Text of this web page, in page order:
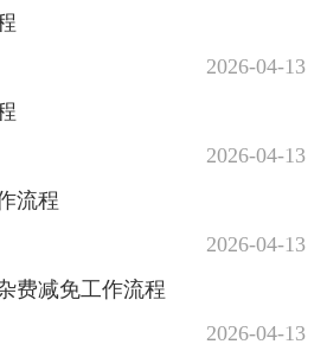
2026-04-13
2026-04-13
流程
2026-04-13
费减免工作流程
2026-04-13